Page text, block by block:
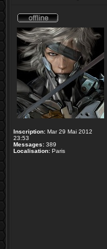
Inscription: Mar 29 Mai 2012
23:53
Messages: 389
Localisation: Paris